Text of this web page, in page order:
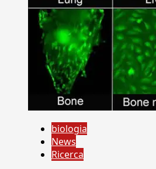
biologia
News
Ricerca